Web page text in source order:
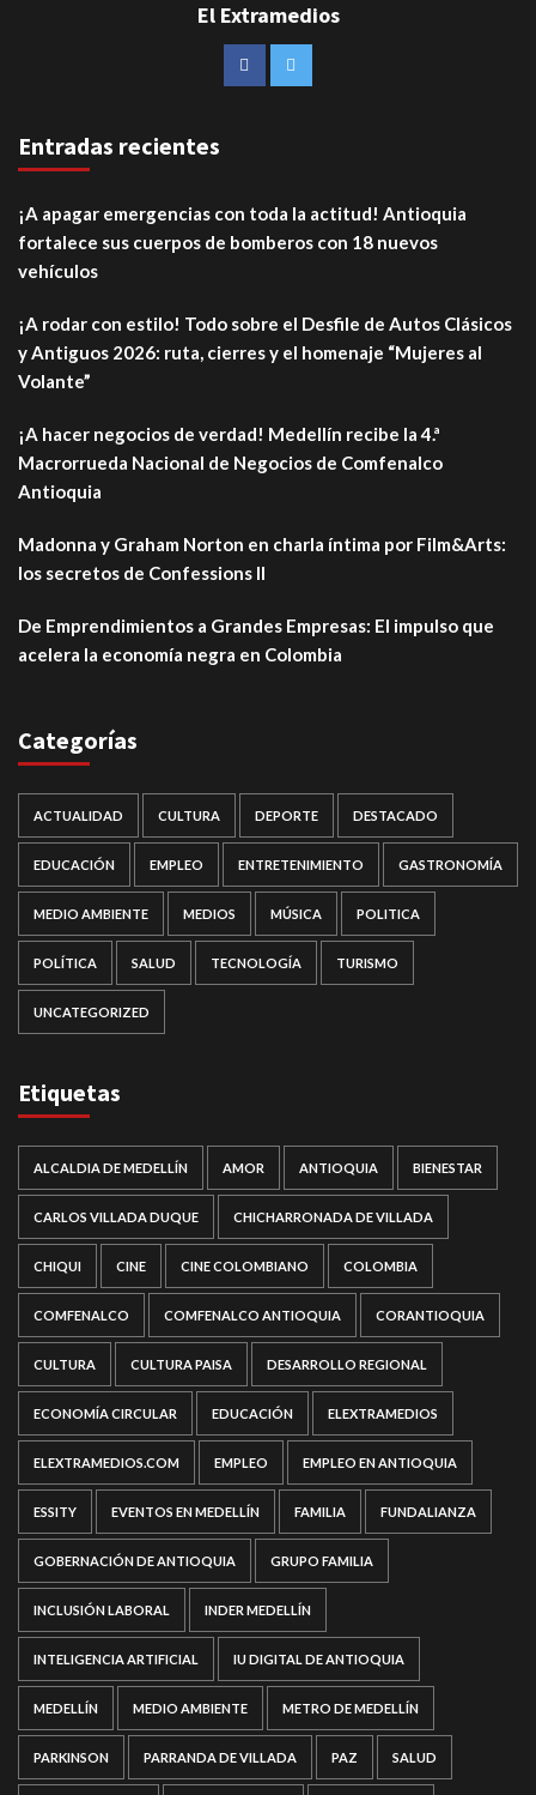
El Extramedios
Entradas recientes
¡A apagar emergencias con toda la actitud! Antioquia
fortalece sus cuerpos de bomberos con 18 nuevos
vehículos
¡A rodar con estilo! Todo sobre el Desfile de Autos Clásicos
y Antiguos 2026: ruta, cierres y el homenaje “Mujeres al
Volante”
¡A hacer negocios de verdad! Medellín recibe la 4.ª
Macrorrueda Nacional de Negocios de Comfenalco
Antioquia
Madonna y Graham Norton en charla íntima por Film&Arts:
los secretos de Confessions II
De Emprendimientos a Grandes Empresas: El impulso que
acelera la economía negra en Colombia
Categorías
ACTUALIDAD CULTURA DEPORTE DESTACADO
EDUCACIÓN EMPLEO ENTRETENIMIENTO GASTRONOMÍA
MEDIO AMBIENTE MEDIOS MÚSICA POLITICA
POLÍTICA SALUD TECNOLOGÍA TURISMO
UNCATEGORIZED
Etiquetas
ALCALDIA DE MEDELLÍN AMOR ANTIOQUIA BIENESTAR
CARLOS VILLADA DUQUE CHICHARRONADA DE VILLADA
CHIQUI CINE CINE COLOMBIANO COLOMBIA
COMFENALCO COMFENALCO ANTIOQUIA CORANTIOQUIA
CULTURA CULTURA PAISA DESARROLLO REGIONAL
ECONOMÍA CIRCULAR EDUCACIÓN ELEXTRAMEDIOS
ELEXTRAMEDIOS.COM EMPLEO EMPLEO EN ANTIOQUIA
ESSITY EVENTOS EN MEDELLÍN FAMILIA FUNDALIANZA
GOBERNACIÓN DE ANTIOQUIA GRUPO FAMILIA
INCLUSIÓN LABORAL INDER MEDELLÍN
INTELIGENCIA ARTIFICIAL IU DIGITAL DE ANTIOQUIA
MEDELLÍN MEDIO AMBIENTE METRO DE MEDELLÍN
PARKINSON PARRANDA DE VILLADA PAZ SALUD